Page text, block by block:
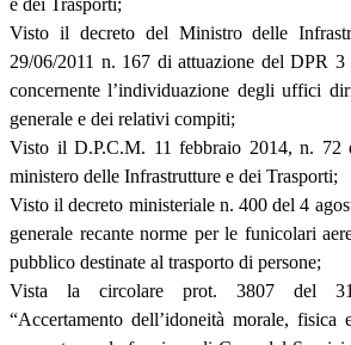
Visto il decreto del Ministro delle
29/06/2011 n. 167 di attuazione del DPR 3
concernente l’individuazione degli uffici
generale e dei relativi compiti;
Visto il D.P.C.M. 11 febbraio 2014, n. 72
ministero delle Infrastrutture e dei Trasporti;
Visto il decreto ministeriale n. 400 del 4
generale recante norme per le funicolari
pubblico destinate al trasporto di persone;
Vista la circolare prot. 3807 del 31/
“Accertamento dell’idoneità morale, fisica